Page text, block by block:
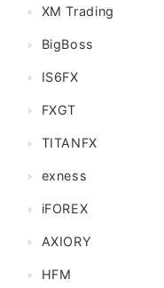
XM Trading
BigBoss
IS6FX
FXGT
TITANFX
exness
iFOREX
AXIORY
HFM